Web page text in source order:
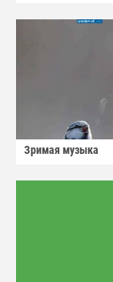
Зримая музыка